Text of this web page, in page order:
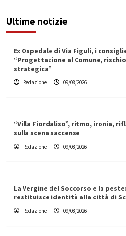
Ultime notizie
Ex Ospedale di Via Figuli, i
“Progettazione al Comune,
strategica”
Redazione 09/08/2026
“Villa Fiordaliso”, ritmo, ironia,
sulla scena saccense
Redazione 09/08/2026
La Vergine del Soccorso e la
restituisce identità alla città di
Redazione 09/08/2026